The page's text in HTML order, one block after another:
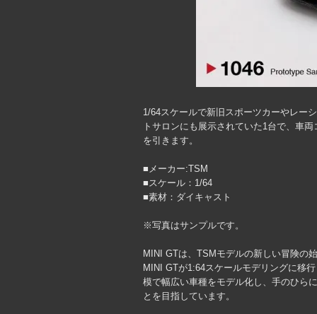
1/64スケールで新旧スポーツカーやレー
トサロンにも展示されていた1台で、車
を引きます。
■メーカー:TSM
■スケール：1/64
■素材：ダイキャスト
※写真はサンプルです。
MINI GTは、TSMモデルの新しい冒険の
MINI GTが1:64スケールモデリングに移
模で幅広い車種をモデル化し、手のひら
とを目指しています。